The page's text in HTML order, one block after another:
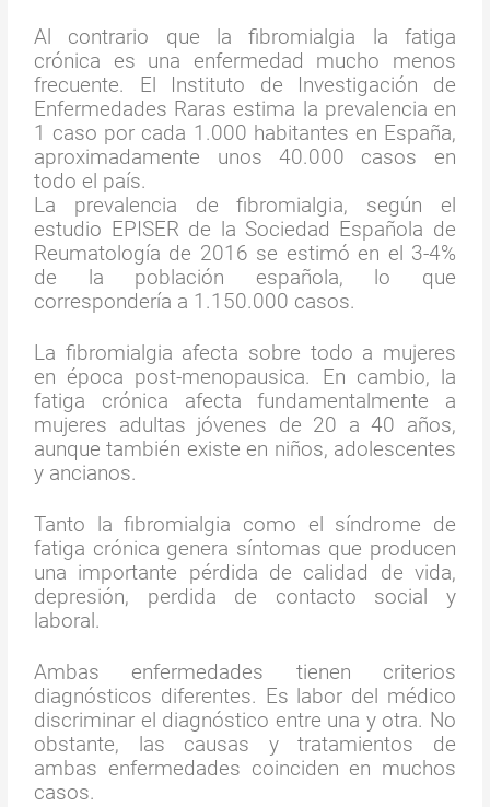
Al contrario que la fibromialgia la fatiga
crónica es una enfermedad mucho menos
frecuente. El Instituto de Investigación de
Enfermedades Raras estima la prevalencia en
1 caso por cada 1.000 habitantes en España,
aproximadamente unos 40.000 casos en
todo el país.
La prevalencia de fibromialgia, según el
estudio EPISER de la Sociedad Española de
Reumatología de 2016 se estimó en el 3-4%
de la población española, lo que
correspondería a 1.150.000 casos.
La fibromialgia afecta sobre todo a mujeres
en época post-menopausica. En cambio, la
fatiga crónica afecta fundamentalmente a
mujeres adultas jóvenes de 20 a 40 años,
aunque también existe en niños, adolescentes
y ancianos.
Tanto la fibromialgia como el síndrome de
fatiga crónica genera síntomas que producen
una importante pérdida de calidad de vida,
depresión, perdida de contacto social y
laboral.
Ambas enfermedades tienen criterios
diagnósticos diferentes. Es labor del médico
discriminar el diagnóstico entre una y otra. No
obstante, las causas y tratamientos de
ambas enfermedades coinciden en muchos
casos.